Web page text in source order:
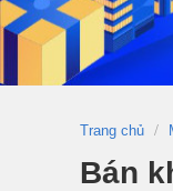
Trang chủ
Bán